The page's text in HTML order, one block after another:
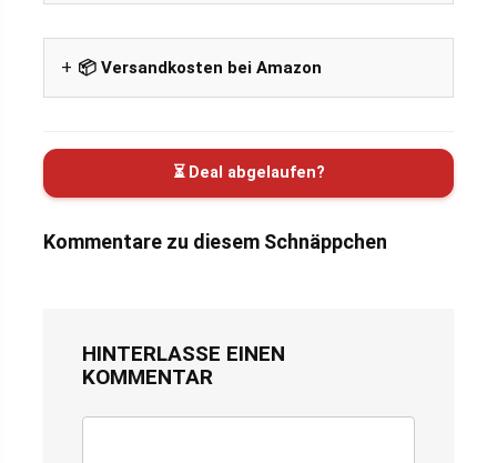
📦 Versandkosten bei Amazon
⏳ Deal abgelaufen?
Kommentare zu diesem Schnäppchen
HINTERLASSE EINEN
KOMMENTAR